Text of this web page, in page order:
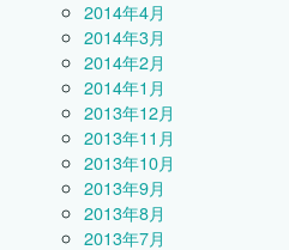
2014年4月
2014年3月
2014年2月
2014年1月
2013年12月
2013年11月
2013年10月
2013年9月
2013年8月
2013年7月